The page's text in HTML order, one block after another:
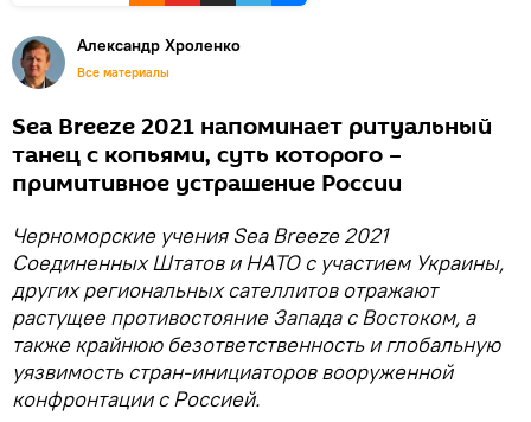
Александр Хроленко
Все материалы
Sea Breeze 2021 напоминает ритуальный
танец с копьями, суть которого –
примитивное устрашение России
Черноморские учения Sea Breeze 2021
Соединенных Штатов и НАТО с участием Украины,
других региональных сателлитов отражают
растущее противостояние Запада с Востоком, а
также крайнюю безответственность и глобальную
уязвимость стран-инициаторов вооруженной
конфронтации с Россией.